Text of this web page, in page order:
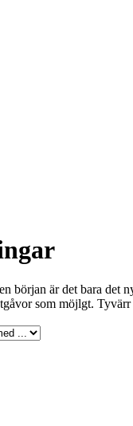
början är det bara det
som möjlgt.